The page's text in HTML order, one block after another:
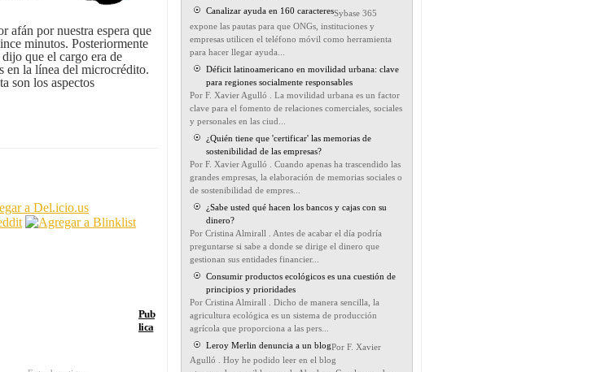
afán por nuestra espera que
minutos. Posteriormente
que el cargo era de
en la línea del microcrédito.
son los aspectos
Pub
lica
Canalizar ayuda en 160 caracteresSybase 365
expone las pautas para que ONGs, instituciones y
empresas utilicen el teléfono móvil como herramienta
para hacer llegar ayuda...
Déficit latinoamericano en movilidad urbana: clave
para regiones socialmente responsables
Por F. Xavier Agulló . La movilidad urbana es un factor
clave para el fomento de relaciones comerciales, sociales
y personales en las ciud...
¿Quién tiene que 'certificar' las memorias de
sostenibilidad de las empresas?
Por F. Xavier Agulló . Cuando apenas ha trascendido las
grandes empresas, la elaboración de memorias sociales o
de sostenibilidad de empres...
¿Sabe usted qué hacen los bancos y cajas con su
dinero?
Por Cristina Almirall . Antes de acabar el día podría
preguntarse si sabe a donde se dirige el dinero que
gestionan sus entidades financier...
Consumir productos ecológicos es una cuestión de
principios y prioridades
Por Cristina Almirall . Dicho de manera sencilla, la
agricultura ecológica es un sistema de producción
agrícola que proporciona a las pers...
Leroy Merlin denuncia a un blogPor F. Xavier
Agulló . Hoy he podido leer en el blog